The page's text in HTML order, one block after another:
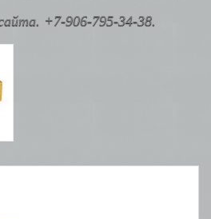
+7-906-795-34-38.